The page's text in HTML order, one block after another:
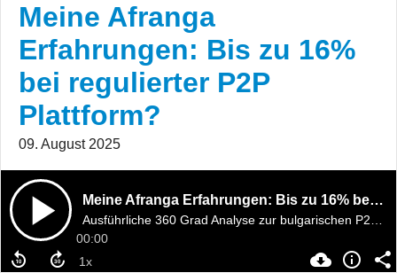
Meine Afranga
Erfahrungen: Bis zu 16%
bei regulierter P2P
Plattform?
09. August 2025
Meine Afranga Erfahrungen: Bis zu 16% bei regulierter P2P Plattform?
Ausführliche 360 Grad Analyse zur bulgarischen P2P Plattform
00:00